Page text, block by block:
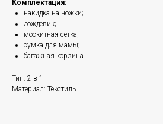
Комплектация:
накидка на ножки;
дождевик;
москитная сетка;
сумка для мамы;
багажная корзина.
Тип: 2 в 1
Материал: Текстиль